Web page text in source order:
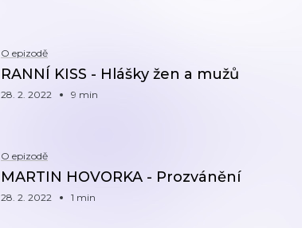
O epizodě
RANNÍ KISS - Hlášky žen a mužů
28. 2. 2022 9 min
O epizodě
MARTIN HOVORKA - Prozvánění
28. 2. 2022 1 min